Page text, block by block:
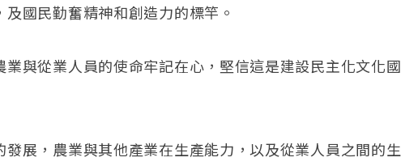
國民勤奮精神和創造力的標竿。
業與從業人員的使命牢記在心，堅信這是建設民主化文化國
發展，農業與其他產業在生產能力，以及從業人員之間的生